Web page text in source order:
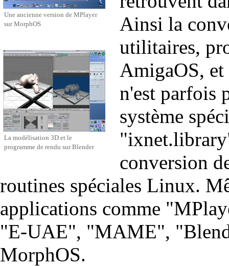
Une ancienne version de MPlayer
sur MorphOS
La modélisation 3D et le
programme de rendu sur Blender
Ainsi la
utilitaires,
AmigaOS,
n'est parfois
système
conversion
routines spéciales Linux.
applications comme
"E-UAE", "MAME",
MorphOS.